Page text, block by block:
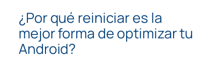
¿Por qué reiniciar es la
mejor forma de optimizar tu
Android?